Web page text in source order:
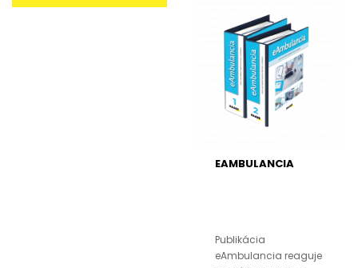
EAMBULANCIA
Publikácia
eAmbulancia reaguje